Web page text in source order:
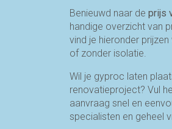
Benieuwd naar de prijs
handige overzicht van
vind je hieronder
of zonder isolatie.
Wil je gyproc laten
renovatieproject? Vul
aanvraag snel en
specialisten en geheel